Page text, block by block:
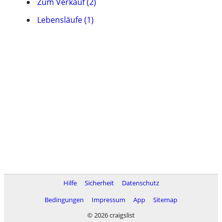
Lebensläufe (1)
Hilfe Sicherheit
Datenschutz
Bedingungen
Impressum App
Sitemap
© 2026 craigslist